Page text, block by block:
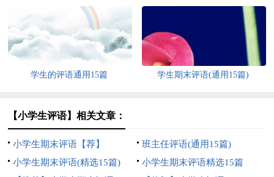
学生的评语通用15篇 学生期末评语(通用15篇)
【小学生评语】相关文章：
小学生期末评语【荐】
班主任评语(通用15篇)
小学生期末评语(精选15篇)
小学生期末评语精选15篇